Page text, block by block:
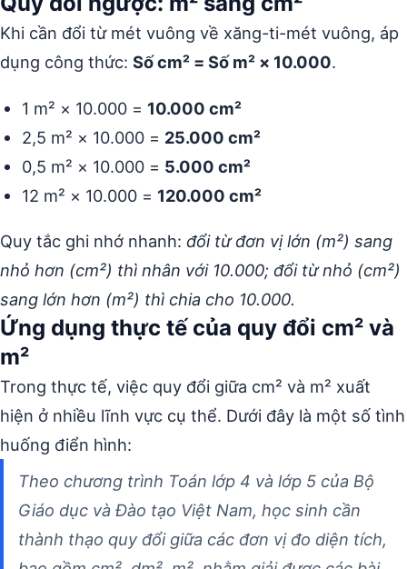
Khi cần đổi từ mét vuông về xăng-ti-mét vuông, áp
dụng công thức: Số cm² = Số m² × 10.000.
1 m² × 10.000 = 10.000 cm²
2,5 m² × 10.000 = 25.000 cm²
0,5 m² × 10.000 = 5.000 cm²
12 m² × 10.000 = 120.000 cm²
Quy tắc ghi nhớ nhanh: đổi từ đơn vị lớn (m²) sang
nhỏ hơn (cm²) thì nhân với 10.000; đổi từ nhỏ (cm²)
sang lớn hơn (m²) thì chia cho 10.000.
Ứng dụng thực tế của quy đổi cm² và
m²
Trong thực tế, việc quy đổi giữa cm² và m² xuất
hiện ở nhiều lĩnh vực cụ thể. Dưới đây là một số tình
huống điển hình:
Theo chương trình Toán lớp 4 và lớp 5 của Bộ
Giáo dục và Đào tạo Việt Nam, học sinh cần
thành thạo quy đổi giữa các đơn vị đo diện tích,